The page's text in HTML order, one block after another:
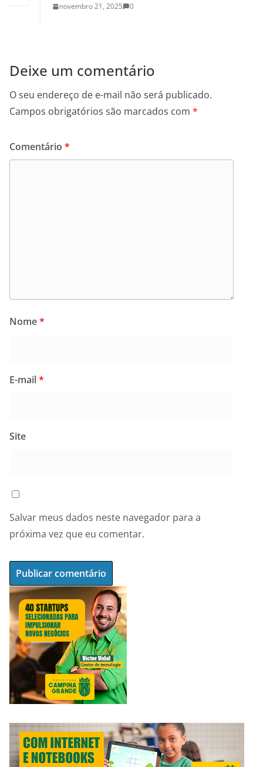
novembro 21, 2025 0
Deixe um comentário
O seu endereço de e-mail não será publicado.
Campos obrigatórios são marcados com *
Comentário *
Nome*
E-mail*
Site
Salvar meus dados neste navegador para a
próxima vez que eu comentar.